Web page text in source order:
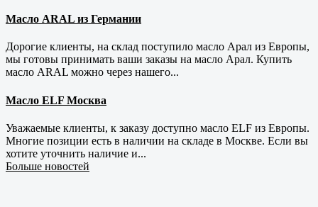
Масло ARAL из Германии
Дорогие клиенты, на склад поступило масло Арал из Европы,
мы готовы принимать ваши заказы на масло Арал. Купить
масло ARAL можно через нашего...
Масло ELF Москва
Уважаемые клиенты, к заказу доступно масло ELF из Европы.
Многие позиции есть в наличии на складе в Москве. Если вы
хотите уточнить наличие и...
Больше новостей